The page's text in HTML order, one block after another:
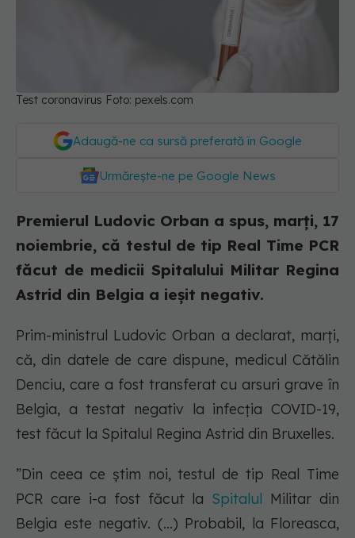
Test coronavirus Foto: pexels.com
Adaugă-ne ca sursă preferată în Google
Urmărește-ne pe Google News
Premierul Ludovic Orban a spus, marți, 17
noiembrie, că testul de tip Real Time PCR
făcut de medicii Spitalului Militar Regina
Astrid din Belgia a ieșit negativ.
Prim-ministrul Ludovic Orban a declarat, marţi,
că, din datele de care dispune, medicul Cătălin
Denciu, care a fost transferat cu arsuri grave în
Belgia, a testat negativ la infecția COVID-19,
test făcut la Spitalul Regina Astrid din Bruxelles.
”Din ceea ce ştim noi, testul de tip Real Time
PCR care i-a fost făcut la Spitalul Militar din
Belgia este negativ. (...) Probabil, la Floreasca,